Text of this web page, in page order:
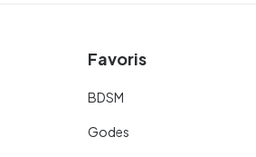
Favoris
BDSM
Godes